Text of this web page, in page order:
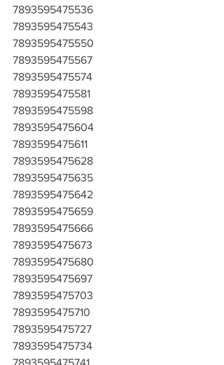
7893595475536
7893595475543
7893595475550
7893595475567
7893595475574
7893595475581
7893595475598
7893595475604
7893595475611
7893595475628
7893595475635
7893595475642
7893595475659
7893595475666
7893595475673
7893595475680
7893595475697
7893595475703
7893595475710
7893595475727
7893595475734